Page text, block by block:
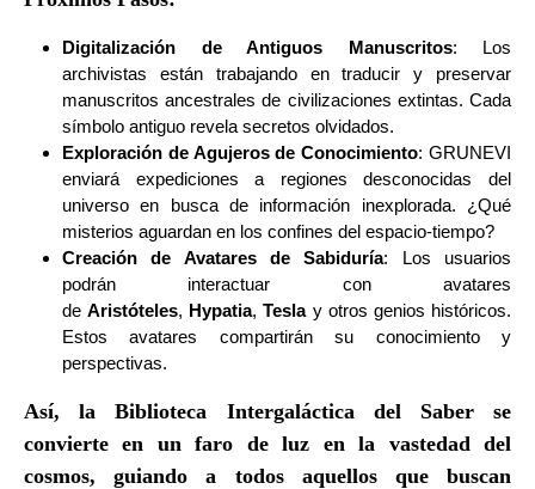
Digitalización de Antiguos Manuscritos: Los
archivistas están trabajando en traducir y preservar
manuscritos ancestrales de civilizaciones extintas. Cada
símbolo antiguo revela secretos olvidados.
Exploración de Agujeros de Conocimiento: GRUNEVI
enviará expediciones a regiones desconocidas del
universo en busca de información inexplorada. ¿Qué
misterios aguardan en los confines del espacio-tiempo?
Creación de Avatares de Sabiduría: Los usuarios
podrán interactuar con avatares
deAristóteles, Hypatia,Teslay otros genios históricos.
Estos avatares compartirán su conocimiento y
perspectivas.
Así, la Biblioteca Intergaláctica del Saber se
convierte en un faro de luz en la vastedad del
cosmos, guiando a todos aquellos que buscan